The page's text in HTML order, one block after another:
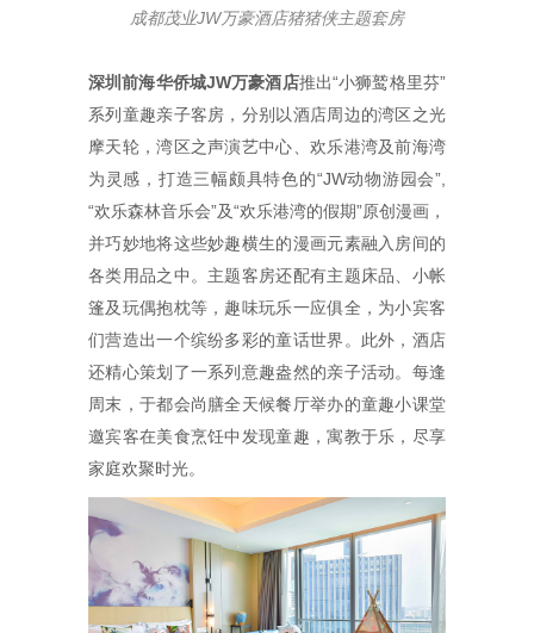
成都茂业JW万豪酒店猪猪侠主题套房
深圳前海华侨城JW万豪酒店推出“小狮鹫格里芬”
系列童趣亲子客房，分别以酒店周边的湾区之光
摩天轮，湾区之声演艺中心、欢乐港湾及前海湾
为灵感，打造三幅颇具特色的“JW动物游园会”,
“欢乐森林音乐会”及“欢乐港湾的假期”原创漫画，
并巧妙地将这些妙趣横生的漫画元素融入房间的
各类用品之中。主题客房还配有主题床品、小帐
篷及玩偶抱枕等，趣味玩乐一应俱全，为小宾客
们营造出一个缤纷多彩的童话世界。此外，酒店
还精心策划了一系列意趣盎然的亲子活动。每逢
周末，于都会尚膳全天候餐厅举办的童趣小课堂
邀宾客在美食烹饪中发现童趣，寓教于乐，尽享
家庭欢聚时光。